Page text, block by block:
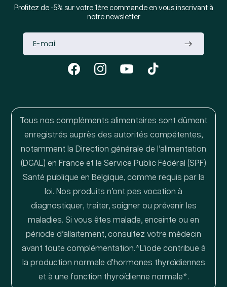
Profitez de -5% sur votre 1ère commande en vous inscrivant à
notre newsletter
FacebookInstagramYouTube TikTok
Tous nos compléments alimentaires sont dûment
enregistrés auprès des autorités compétentes,
notamment la Direction générale de l’alimentation
(DGAL) en France et le Service Public Fédéral (SPF)
Santé publique en Belgique, comme requis par la
loi. Nos produits n’ont pas vocation à
diagnostiquer, traiter, soigner ou prévenir les
maladies. Si vous êtes malade, enceinte ou en
période d’allaitement, consultez votre médecin
avant toute complémentation.*L'iode contribue à
la production normale d'hormones thyroïdiennes
et à une fonction thyroïdienne normale*.